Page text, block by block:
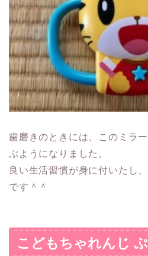
歯磨きのときには、このミラ
ぶようになりました。
良い生活習慣が身に付いたし
です＾＾
こどもちゃれんじ